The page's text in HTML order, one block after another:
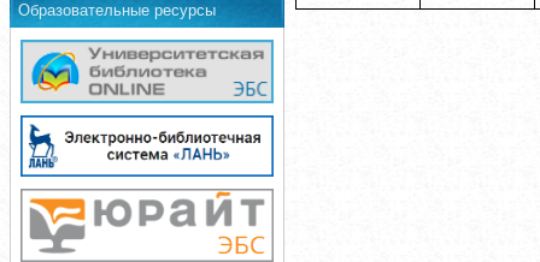
Образовательные ресурсы